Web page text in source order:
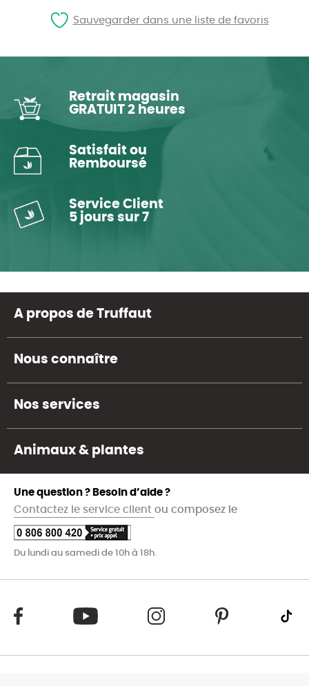
Sauvegarder dans une liste de favoris
Retrait magasin
GRATUIT 2 heures
Satisfait ou
Remboursé
Service Client
5 jours sur 7
A propos de Truffaut
Nous connaître
Nos services
Animaux & plantes
Une question ? Besoin d’aide ?
Contactez le service client ou composez le
Du lundi au samedi de 10h à 18h.